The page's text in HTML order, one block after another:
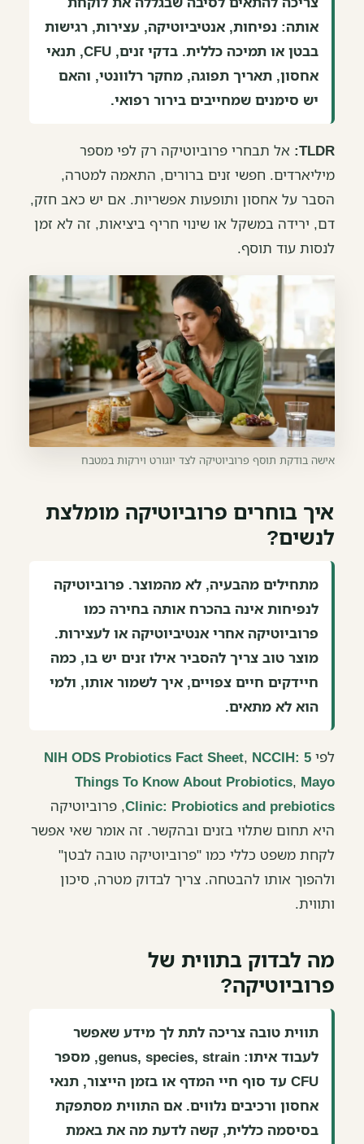
אותה: נפיחות, אנטיביוטיקה, עצירות, רגישות
בבטן או תמיכה כללית. בדקי זנים, CFU, תנאי
אחסון, תאריך תפוגה, מחקר רלוונטי, והאם
יש סימנים שמחייבים בירור רפואי.
TLDR: אל תבחרי פרוביוטיקה רק לפי מספר
מיליארדים. חפשי זנים ברורים, התאמה למטרה,
הסבר על אחסון ותופעות אפשריות. אם יש כאב חזק,
דם, ירידה במשקל או שינוי חריף ביציאות, זה לא זמן
לנסות עוד תוסף.
אישה בודקת תוסף פרוביוטיקה לצד יוגורט וירקות במטבח
איך בוחרים פרוביוטיקה מומלצת
לנשים?
מתחילים מהבעיה, לא מהמוצר. פרוביוטיקה
לנפיחות אינה בהכרח אותה בחירה כמו
פרוביוטיקה אחרי אנטיביוטיקה או לעצירות.
מוצר טוב צריך להסביר אילו זנים יש בו, כמה
חיידקים חיים צפויים, איך לשמור אותו, ולמי
הוא לא מתאים.
לפי NIH ODS Probiotics Fact Sheet, NCCIH: 5
Things To Know About Probiotics, Mayo
Clinic: Probiotics and prebiotics, פרוביוטיקה
היא תחום שתלוי בזנים ובהקשר. זה אומר שאי אפשר
לקחת משפט כללי כמו "פרוביוטיקה טובה לבטן"
ולהפוך אותו להבטחה. צריך לבדוק מטרה, סיכון
ותווית.
מה לבדוק בתווית של
פרוביוטיקה?
תווית טובה צריכה לתת לך מידע שאפשר
לעבוד איתו: genus, species, strain, מספר
CFU עד סוף חיי המדף או בזמן הייצור, תנאי
אחסון ורכיבים נלווים. אם התווית מסתפקת
בסיסמה כללית, קשה לדעת מה את באמת